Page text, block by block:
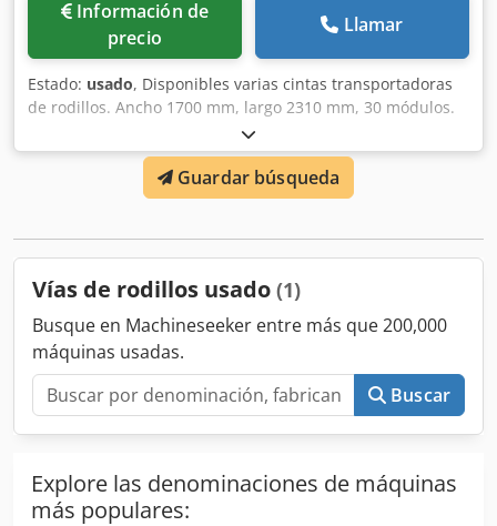
Información de
precio
Llamar
Estado: usado, Disponibles varias cintas transportadoras
de rodillos. Ancho 1700 mm, largo 2310 mm, 30 módulos.
Para más información, envíe una solicitud. Dcedpfx Asy Eq
Shod Ijk
Guardar búsqueda
Vías de rodillos usado (1)
Busque en Machineseeker entre más que 200,000
máquinas usadas.
Buscar
Explore las denominaciones de máquinas
más populares: